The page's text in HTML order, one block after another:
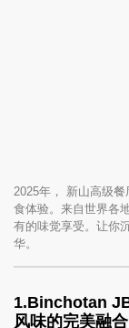
2025年， 新山高级
食体验。来自世界各
有的味觉享受。让你
华。
1.Binchotan
风味的完美融合